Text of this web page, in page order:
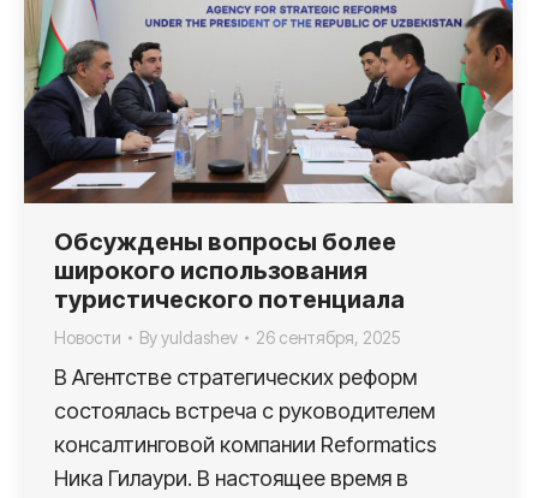
Обсуждены вопросы более
широкого использования
туристического потенциала
Новости Byyuldashev 26 сентября, 2025
В Агентстве стратегических реформ
состоялась встреча с руководителем
консалтинговой компании Reformatics
Ника Гилаури. В настоящее время в